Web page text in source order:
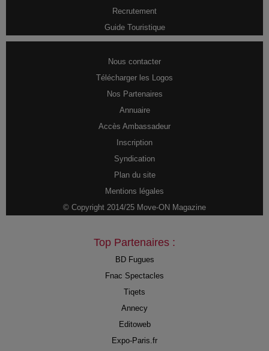
Recrutement
Guide Touristique
Nous contacter
Télécharger les Logos
Nos Partenaires
Annuaire
Accès Ambassadeur
Inscription
Syndication
Plan du site
Mentions légales
© Copyright 2014/25 Move-ON Magazine
Top Partenaires :
BD Fugues
Fnac Spectacles
Tiqets
Annecy
Editoweb
Expo-Paris.fr